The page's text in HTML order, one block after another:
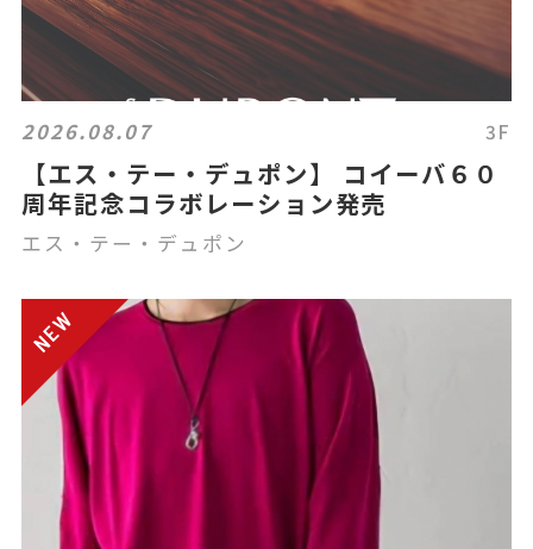
2026.08.07 3F
【エス・テー・デュポン】 コイーバ６０
周年記念コラボレーション発売
エス・テー・デュポン